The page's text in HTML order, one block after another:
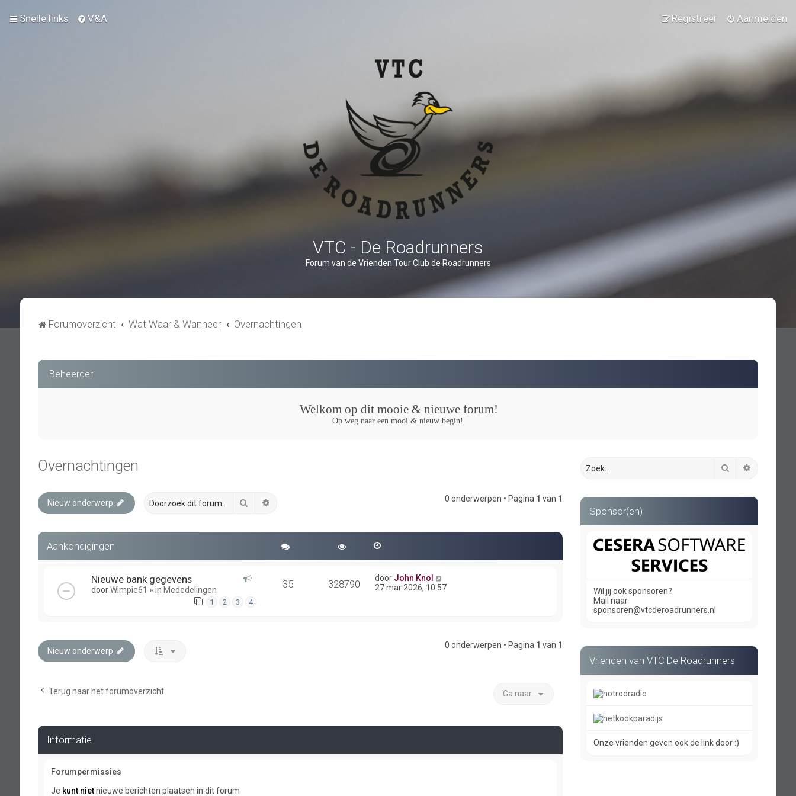
Snelle links V&A Aanmelden
Registreer
VTC - De Roadrunners
Forum van de Vrienden Tour Club de Roadrunners
Forumoverzicht Wat Waar & Wanneer Overnachtingen
Beheerder
Welkom op dit mooie & nieuwe forum!
Op weg naar een mooi & nieuw begin!
Overnachtingen
Nieuw onderwerp Zoek 0 onderwerpen • Pagina 1 van 1
Aankondigingen
Nieuwe bank gegevens
doorWimpie61 » in Mededelingen
1 2 3 4
35 328790 door John Knol
27 mar 2026, 10:57
Nieuw onderwerp
0 onderwerpen • Pagina 1 van 1
Terug naar het forumoverzicht Ga naar
Informatie
Forumpermissies
Je kunt nietnieuwe berichten plaatsen in dit forum
Zoek
Sponsor(en)
Wil jij ook sponsoren?
Mail naar
sponsoren@vtcderoadrunners.nl
Vrienden van VTC De Roadrunners
Onze vrienden geven ook de link door :)